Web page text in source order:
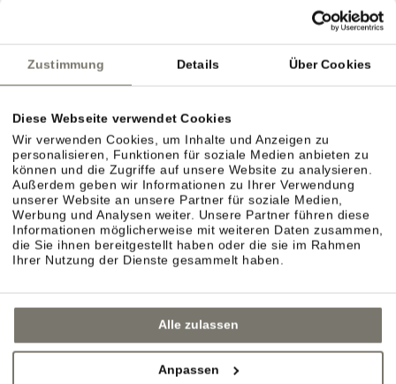
Zustimmung Details Über Cookies
Diese Webseite verwendet Cookies
Wir verwenden Cookies, um Inhalte und Anzeigen zu
personalisieren, Funktionen für soziale Medien anbieten zu
können und die Zugriffe auf unsere Website zu analysieren.
Außerdem geben wir Informationen zu Ihrer Verwendung
unserer Website an unsere Partner für soziale Medien,
Werbung und Analysen weiter. Unsere Partner führen diese
Informationen möglicherweise mit weiteren Daten zusammen,
die Sie ihnen bereitgestellt haben oder die sie im Rahmen
Ihrer Nutzung der Dienste gesammelt haben.
Alle zulassen
Anpassen
JOIN THE COMMUNITY
Seien Sie unter den Ersten, die Neuigkeiten vom
Stroblhof erfahren.
Exklusive Angebote und Aktuelles aus unserem
Weinhotel in Südtirol erwarten Sie.
Einfach ausfüllen und Newsletter abonnieren: